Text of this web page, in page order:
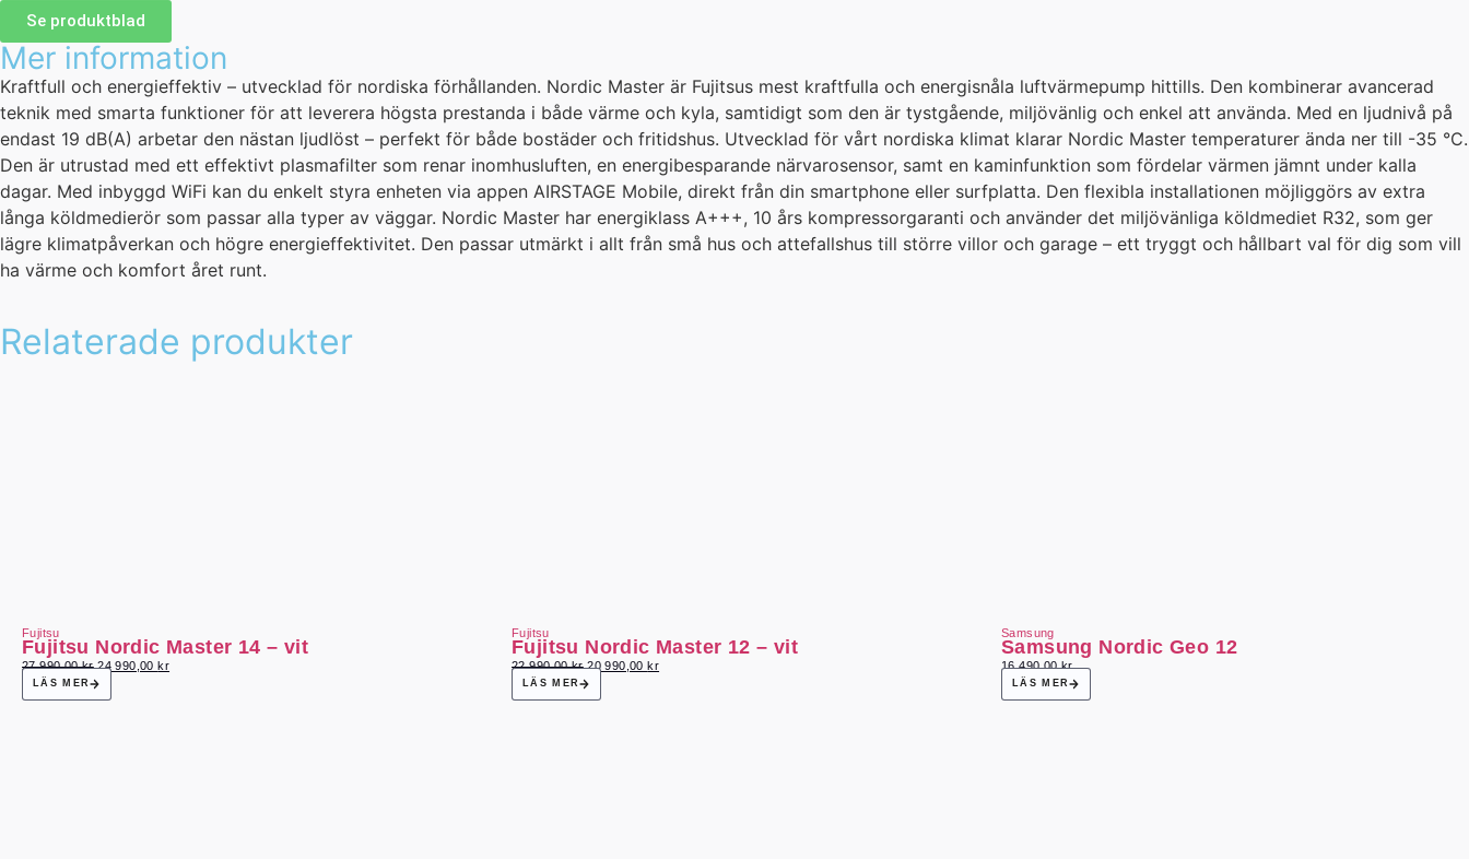
Se produktblad
Mer information
Kraftfull och energieffektiv – utvecklad för nordiska förhållanden. Nordic Master är Fujitsus mest kraftfulla och energisnåla luftvärmepump hittills. Den kombinerar avancerad
teknik med smarta funktioner för att leverera högsta prestanda i både värme och kyla, samtidigt som den är tystgående, miljövänlig och enkel att använda. Med en ljudnivå på
endast 19 dB(A) arbetar den nästan ljudlöst – perfekt för både bostäder och fritidshus. Utvecklad för vårt nordiska klimat klarar Nordic Master temperaturer ända ner till -35 °C.
Den är utrustad med ett effektivt plasmafilter som renar inomhusluften, en energibesparande närvarosensor, samt en kaminfunktion som fördelar värmen jämnt under kalla
dagar. Med inbyggd WiFi kan du enkelt styra enheten via appen AIRSTAGE Mobile, direkt från din smartphone eller surfplatta. Den flexibla installationen möjliggörs av extra
långa köldmedierör som passar alla typer av väggar. Nordic Master har energiklass A+++, 10 års kompressorgaranti och använder det miljövänliga köldmediet R32, som ger
lägre klimatpåverkan och högre energieffektivitet. Den passar utmärkt i allt från små hus och attefallshus till större villor och garage – ett tryggt och hållbart val för dig som vill
ha värme och komfort året runt.
Relaterade produkter
Fujitsu
Fujitsu Nordic Master 14 – vit
27 990,00kr 24 990,00kr
LÄS MER
Fujitsu
Fujitsu Nordic Master 12 – vit
22 990,00kr 20 990,00kr
LÄS MER
Samsung
Samsung Nordic Geo 12
16 490,00kr
LÄS MER